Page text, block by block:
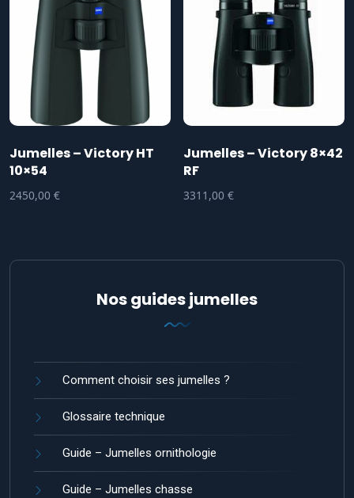
Jumelles – Victory HT
10×54
2450,00 €
Jumelles – Victory 8×42
RF
3311,00€
Nos guides jumelles
Comment choisir ses jumelles ?
Glossaire technique
Guide – Jumelles ornithologie
Guide – Jumelles chasse